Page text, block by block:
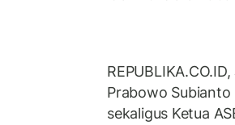
Prabowo
sekaligus Ketua